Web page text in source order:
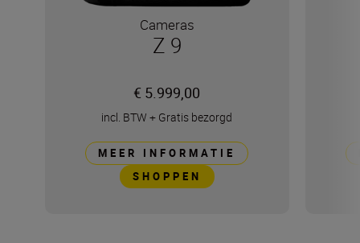
Cameras
Z 9
€ 5.999,00
incl. BTW + Gratis bezorgd
MEER INFORMATIE
SHOPPEN